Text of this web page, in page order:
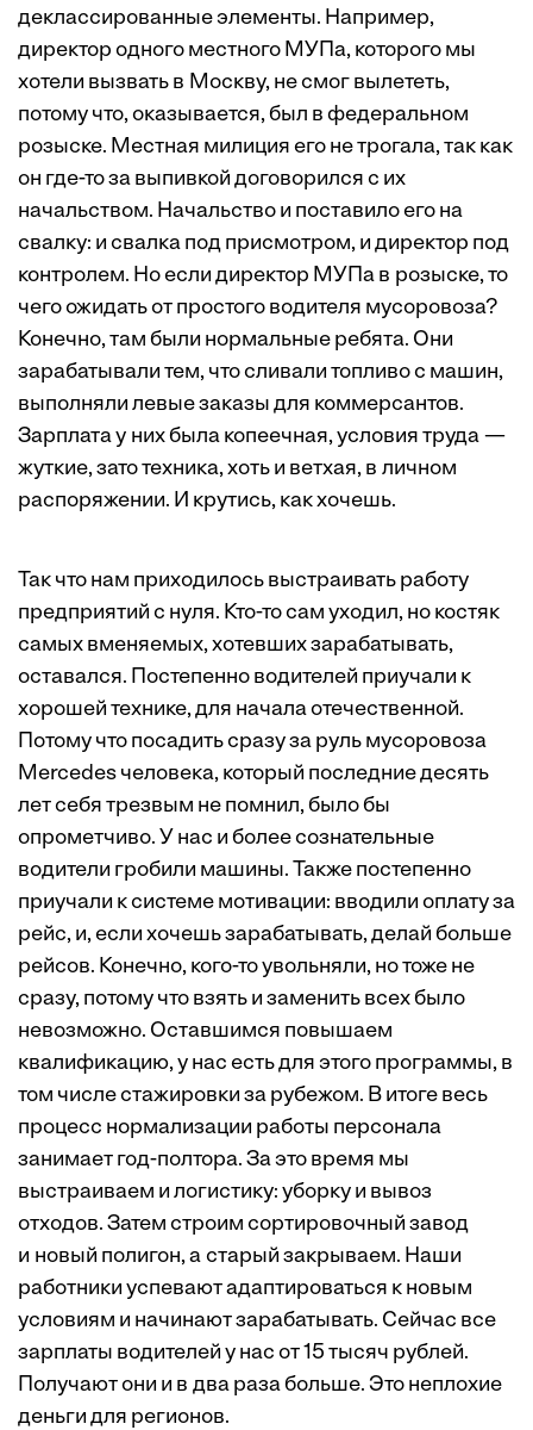
деклассированные элементы. Например,
директор одного местного МУПа, которого мы
хотели вызвать в Москву, не смог вылететь,
потому что, оказывается, был в федеральном
розыске. Местная милиция его не трогала, так как
он где-то за выпивкой договорился с их
начальством. Начальство и поставило его на
свалку: и свалка под присмотром, и директор под
контролем. Но если директор МУПа в розыске, то
чего ожидать от простого водителя мусоровоза?
Конечно, там были нормальные ребята. Они
зарабатывали тем, что сливали топливо с машин,
выполняли левые заказы для коммерсантов.
Зарплата у них была копеечная, условия труда —
жуткие, зато техника, хоть и ветхая, в личном
распоряжении. И крутись, как хочешь.
Так что нам приходилось выстраивать работу
предприятий с нуля. Кто-то сам уходил, но костяк
самых вменяемых, хотевших зарабатывать,
оставался. Постепенно водителей приучали к
хорошей технике, для начала отечественной.
Потому что посадить сразу за руль мусоровоза
Mercedes человека, который последние десять
лет себя трезвым не помнил, было бы
опрометчиво. У нас и более сознательные
водители гробили машины. Также постепенно
приучали к системе ­мотивации: вводили оплату за
рейс, и, если хочешь зарабатывать, делай больше
рейсов. Конечно, кого-то увольняли, но тоже не
сразу, потому что взять и заменить всех было
невозможно. Оставшимся повышаем
квалификацию, у нас есть для этого программы, в
том числе стажировки за рубежом. В итоге весь
процесс нормализации работы персонала
занимает год-полтора. За это время мы
выстраиваем и логистику: уборку и вывоз
отходов. Затем строим сортировочный завод
и новый полигон, а старый закрываем. Наши
работники успевают адаптироваться к новым
условиям и начинают зарабатывать. Сейчас все
зарплаты водителей у нас от 15 тысяч рублей.
Получают они и в два раза больше. Это неплохие
деньги для регионов.